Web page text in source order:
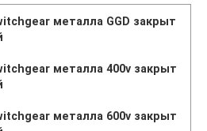
металла GGD закрыт
металла 400v закрыт
металла 600v закрыт